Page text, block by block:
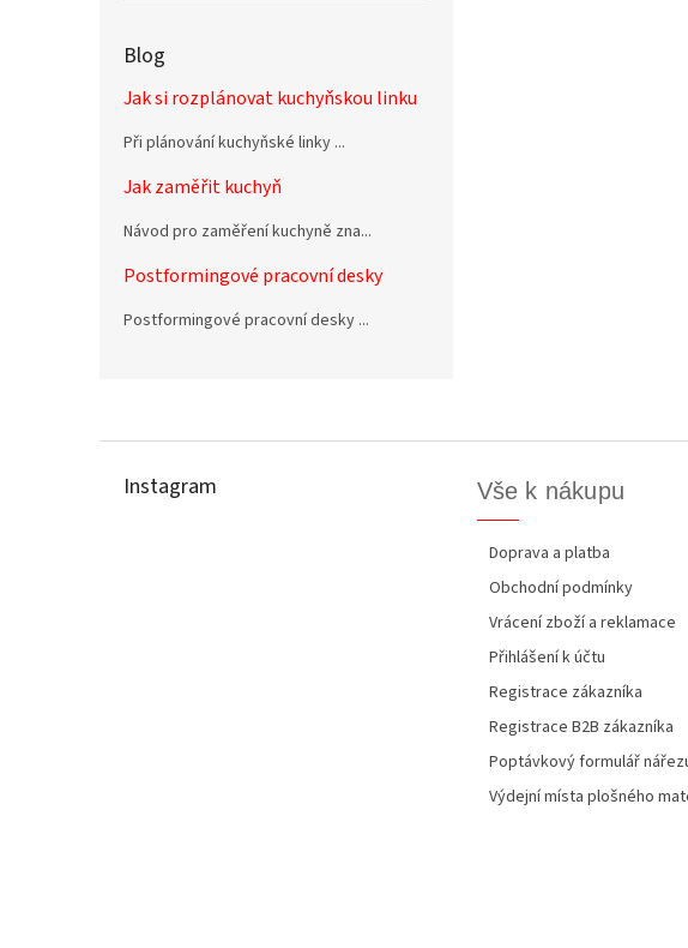
Blog
Jak si rozplánovat kuchyňskou linku
Při plánování kuchyňské linky ...
Jak zaměřit kuchyň
Návod pro zaměření kuchyně zna...
Postformingové pracovní desky
Postformingové pracovní desky ...
Instagram Vše k nákupu
Doprava a platba
Obchodní podmínky
Vrácení zboží a reklamace
Přihlášení k účtu
Registrace zákazníka
Registrace B2B zákazníka
Poptávkový formulář
Výdejní místa plošného